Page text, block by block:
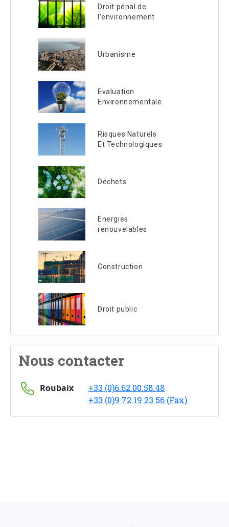
Droit pénal de
l’environnement
Urbanisme
Evaluation
Environnementale
Risques Naturels
Et Technologiques
Déchets
Energies
renouvelables
Construction
Droit public
Nous contacter
Roubaix
+33 (0)6.62.00.58.48
+33 (0)9 72 19 23 56 (Fax)